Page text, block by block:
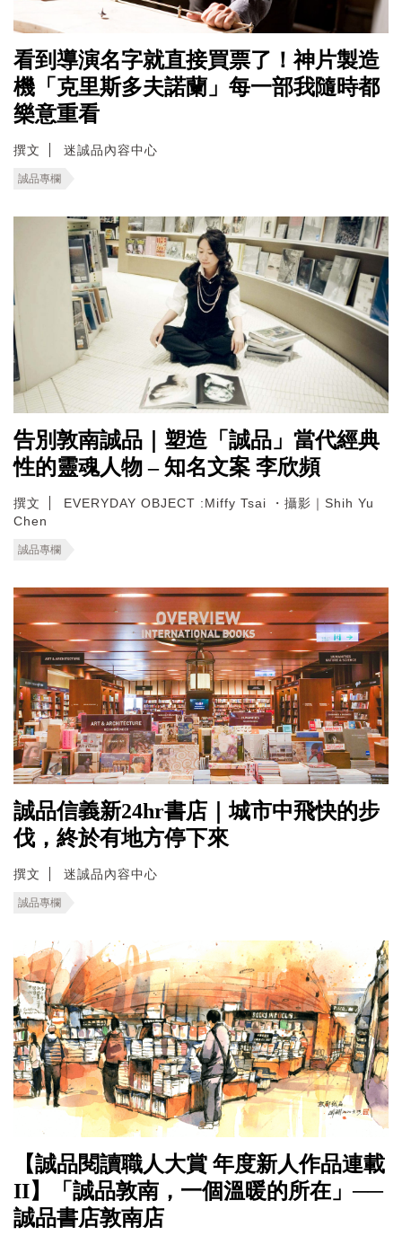
看到導演名字就直接買票了！神片製造
機「克里斯多夫諾蘭」每一部我隨時都
樂意重看
撰文 迷誠品內容中心
誠品專欄
告別敦南誠品｜塑造「誠品」當代經典
性的靈魂人物 – 知名文案 李欣頻
撰文
EVERYDAY OBJECT :Miffy Tsai ・攝影｜Shih Yu
Chen
誠品專欄
誠品信義新24hr書店｜城市中飛快的步
伐，終於有地方停下來
撰文 迷誠品內容中心
誠品專欄
【誠品閱讀職人大賞 年度新人作品連載
II】「誠品敦南，一個溫暖的所在」──
誠品書店敦南店